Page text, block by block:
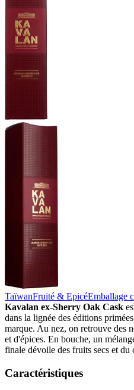
TaïwanFruité & EpicéEmballage
Kavalan ex-Sherry Oak Cask
dans la lignée des éditions
marque. Au nez, on retrouve des
et d'épices. En bouche, un
finale dévoile des fruits secs et du
Caractéristiques